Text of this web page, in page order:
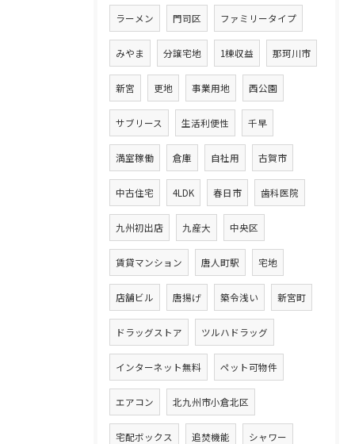
ラーメン 門司区 ファミリータイプ
みやま 分譲宅地 1棟収益 那珂川市
新宮 更地 事業用地 西公園
サブリース 生活利便性 千早
満室稼働 倉庫 自社用 古賀市
中古住宅 4LDK 春日市 歯科医院
九州初出店 九産大 中央区
賃貸マンション 唐人町駅 宅地
店舗ビル 唐揚げ 築令浅い 新宮町
ドラッグストア ツルハドラッグ
インターネット無料 ペット可物件
エアコン 北九州市小倉北区
宅配ボックス 追焚機能 シャワー